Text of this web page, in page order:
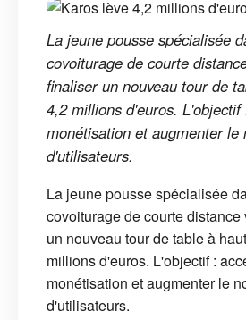
La jeune pousse spécialisée
covoiturage de courte
finaliser un nouveau tour de
4,2 millions d'euros.
monétisation et augmenter le
d'utilisateurs.
La jeune pousse spécialisée
covoiturage de courte
un nouveau tour de table à
millions d'euros. L'objectif :
monétisation et augmenter le
d'utilisateurs.